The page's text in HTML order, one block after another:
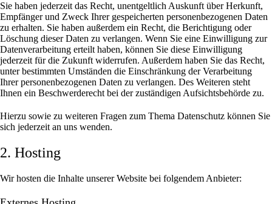
Sie haben jederzeit das Recht, unentgeltlich Auskunft über Herkunft,
Empfänger und Zweck Ihrer gespeicherten personenbezogenen Daten
zu erhalten. Sie haben außerdem ein Recht, die Berichtigung oder
Löschung dieser Daten zu verlangen. Wenn Sie eine Einwilligung zur
Datenverarbeitung erteilt haben, können Sie diese Einwilligung
jederzeit für die Zukunft widerrufen. Außerdem haben Sie das Recht,
unter bestimmten Umständen die Einschränkung der Verarbeitung
Ihrer personenbezogenen Daten zu verlangen. Des Weiteren steht
Ihnen ein Beschwerderecht bei der zuständigen Aufsichtsbehörde zu.
Hierzu sowie zu weiteren Fragen zum Thema Datenschutz können Sie
sich jederzeit an uns wenden.
2. Hosting
Wir hosten die Inhalte unserer Website bei folgendem Anbieter: